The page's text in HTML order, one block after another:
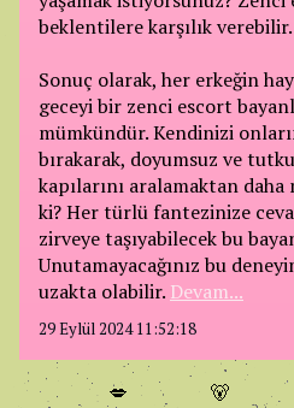
beklentilere karşılık verebilir.
Sonuç olarak, her erkeğin
geceyi bir zenci escort
mümkündür. Kendinizi
bırakarak, doyumsuz ve
kapılarını aralamaktan
ki? Her türlü fantezinize
zirveye taşıyabilecek bu
Unutamayacağınız bu
uzakta olabilir. Devam...
29 Eylül 2024 11:52:18
💋 🐻